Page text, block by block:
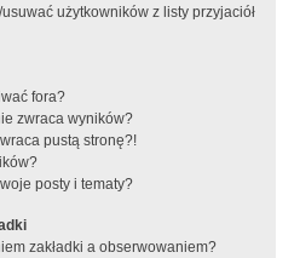
użytkowników z listy przyjaciół
fora?
zwraca wyników?
pustą stronę?!
posty i tematy?
zakładki a obserwowaniem?